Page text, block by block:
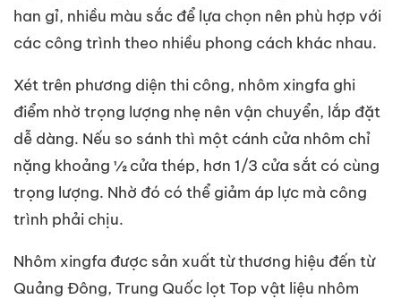
han gỉ, nhiều màu sắc để lựa chọn nên phù hợp với
các công trình theo nhiều phong cách khác nhau.
Xét trên phương diện thi công, nhôm xingfa ghi
điểm nhờ trọng lượng nhẹ nên vận chuyển, lắp đặt
dễ dàng. Nếu so sánh thì một cánh cửa nhôm chỉ
nặng khoảng ½ cửa thép, hơn 1/3 cửa sắt có cùng
trọng lượng. Nhờ đó có thể giảm áp lực mà công
trình phải chịu.
Nhôm xingfa được sản xuất từ thương hiệu đến từ
Quảng Đông, Trung Quốc lọt Top vật liệu nhôm